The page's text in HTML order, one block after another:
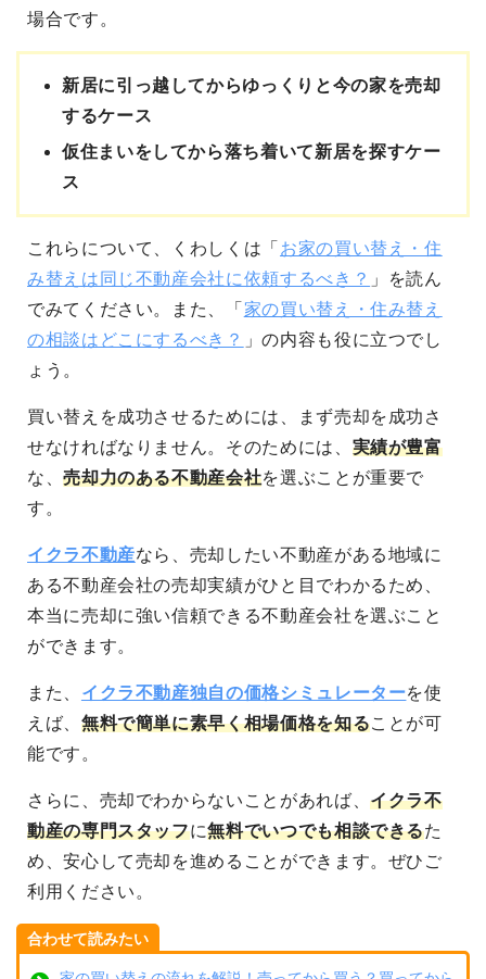
場合です。
新居に引っ越してからゆっくりと今の家を売却
するケース
仮住まいをしてから落ち着いて新居を探すケー
ス
これらについて、くわしくは「 お家の買い替え・住
み替えは同じ不動産会社に依頼するべき？ 」を読ん
でみてください。また、「 家の買い替え・住み替え
の相談はどこにするべき？ 」の内容も役に立つでし
ょう。
買い替えを成功させるためには、まず売却を成功さ
せなければなりません。そのためには、 実績が豊富
な、売却力のある不動産会社を選ぶことが重要で
す。
イクラ不動産なら、売却したい不動産がある地域に
ある不動産会社の売却実績がひと目でわかるため、
本当に売却に強い信頼できる不動産会社を選ぶこと
ができます。
また、 イクラ不動産独自の価格シミュレーターを使
えば、 無料で簡単に素早く相場価格を知ることが可
能です。
さらに、売却でわからないことがあれば、イクラ不
動産の専門スタッフに無料でいつでも相談できるた
め、安心して売却を進めることができます。ぜひご
利用ください。
合わせて読みたい